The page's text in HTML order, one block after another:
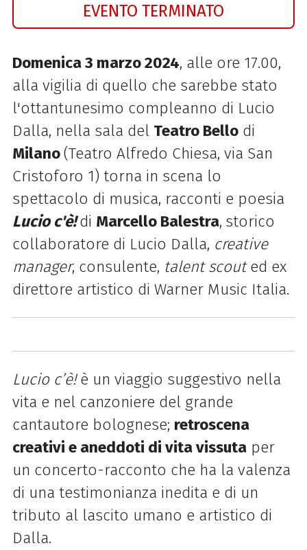
EVENTO TERMINATO
Domenica 3 marzo 2024, alle ore 17.00,
alla vigilia di quello che sarebbe stato
l'ottantunesimo compleanno di Lucio
Dalla, nella sala del Teatro Bellodi
Milano(Teatro Alfredo Chiesa, via San
Cristoforo 1) torna in scena lo
spettacolo di musica, racconti e poesia
Lucio c'è!di Marcello Balestra, storico
collaboratore di Lucio Dalla, creative
manager, consulente, talent scouted ex
direttore artistico di Warner Music Italia.
Lucio c’è!è un viaggio suggestivo nella
vita e nel canzoniere del grande
cantautore bolognese; retroscena
creativi e aneddoti di vita vissuta per
un concerto-racconto che ha la valenza
di una testimonianza inedita e di un
tributo al lascito umano e artistico di
Dalla.